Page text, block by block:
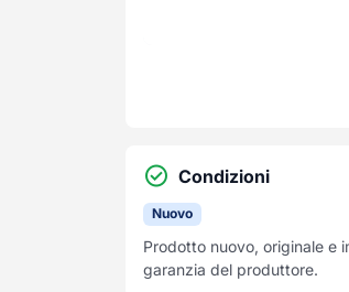
Condizioni
Nuovo
Prodotto nuovo, originale e
garanzia del produttore.